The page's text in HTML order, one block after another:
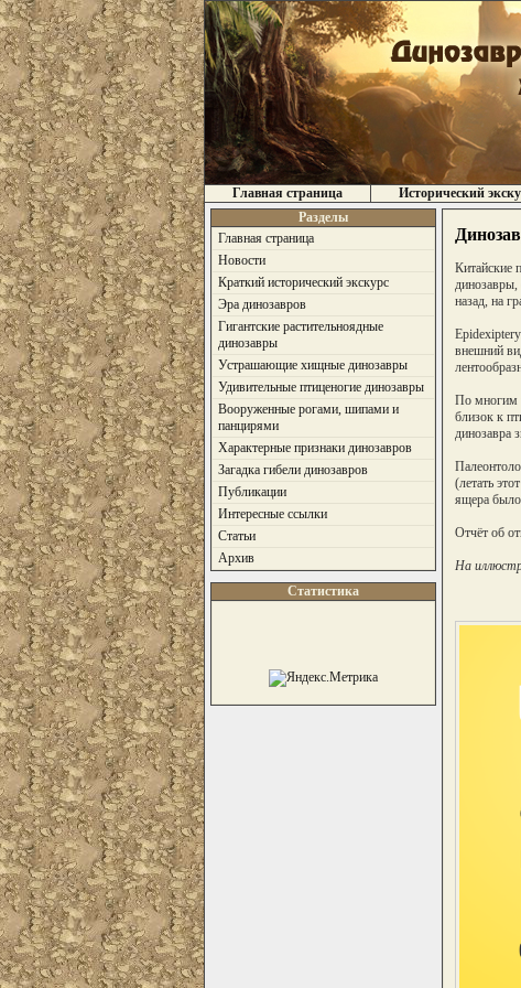
Главная страница Исторический
Разделы
Главная страница
Новости
Краткий исторический экскурс
Эра динозавров
Гигантские растительноядные
динозавры
Устрашающие хищные динозавры
Удивительные птиценогие динозавры
Вооруженные рогами, шипами и
панцирями
Характерные признаки динозавров
Загадка гибели динозавров
Публикации
Интересные ссылки
Статьи
Архив
Статистика
Китайские
назад, на
внешний
По многим
близок к
динозавра
(летать
ящера было
Отчёт об
На